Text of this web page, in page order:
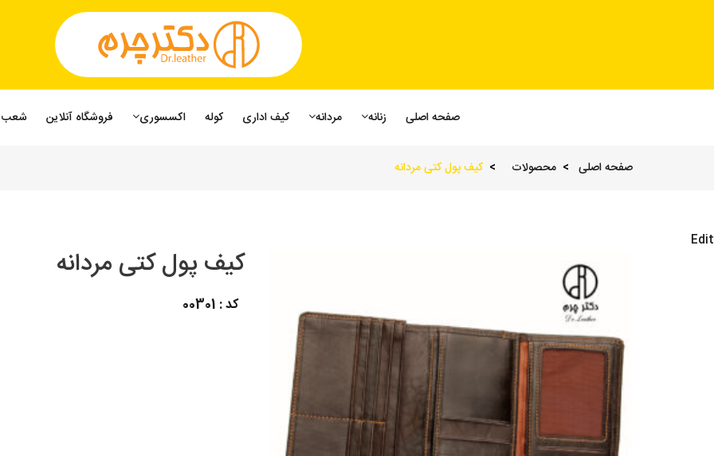
صفحه اصلی زنانه مردانه کیف اداری کوله اکسسوری فروشگاه آنلاین شعب
صفحه اصلی محصولات کیف پول کتی مردانه
Edit
کیف پول کتی مردانه
کد : 00301